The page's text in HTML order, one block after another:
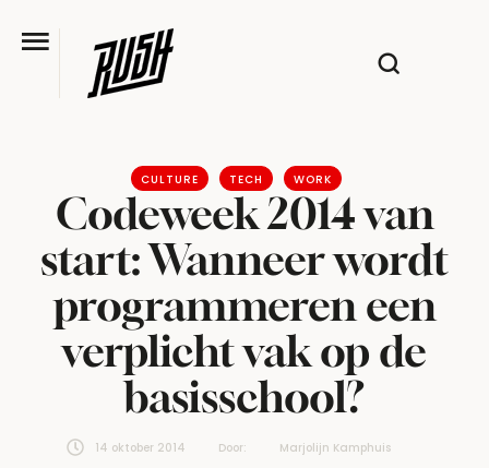
CULTURE TECH WORK
Codeweek 2014 van
start: Wanneer wordt
programmeren een
verplicht vak op de
basisschool?
14 oktober 2014 Door:
Marjolijn Kamphuis